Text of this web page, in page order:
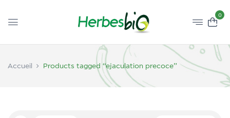
0
Accueil Products tagged “ejaculation precoce”